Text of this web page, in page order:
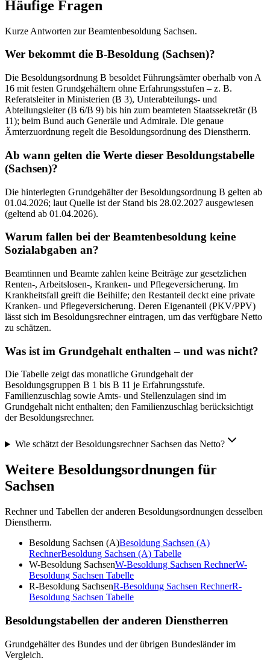
Häufige Fragen
Kurze Antworten zur Beamtenbesoldung Sachsen.
Wer bekommt die B-Besoldung (Sachsen)?
Die Besoldungsordnung B besoldet Führungsämter oberhalb von A
16 mit festen Grundgehältern ohne Erfahrungsstufen – z. B.
Referatsleiter in Ministerien (B 3), Unterabteilungs- und
Abteilungsleiter (B 6/B 9) bis hin zum beamteten Staatssekretär (B
11); beim Bund auch Generäle und Admirale. Die genaue
Ämterzuordnung regelt die Besoldungsordnung des Dienstherrn.
Ab wann gelten die Werte dieser Besoldungstabelle
(Sachsen)?
Die hinterlegten Grundgehälter der Besoldungsordnung B gelten ab
01.04.2026; laut Quelle ist der Stand bis 28.02.2027 ausgewiesen
(geltend ab 01.04.2026).
Warum fallen bei der Beamtenbesoldung keine
Sozialabgaben an?
Beamtinnen und Beamte zahlen keine Beiträge zur gesetzlichen
Renten-, Arbeitslosen-, Kranken- und Pflegeversicherung. Im
Krankheitsfall greift die Beihilfe; den Restanteil deckt eine private
Kranken- und Pflegeversicherung. Deren Eigenanteil (PKV/PPV)
lässt sich im Besoldungsrechner eintragen, um das verfügbare Netto
zu schätzen.
Was ist im Grundgehalt enthalten – und was nicht?
Die Tabelle zeigt das monatliche Grundgehalt der
Besoldungsgruppen B 1 bis B 11 je Erfahrungsstufe.
Familienzuschlag sowie Amts- und Stellenzulagen sind im
Grundgehalt nicht enthalten; den Familienzuschlag berücksichtigt
der Besoldungsrechner.
Wie schätzt der Besoldungsrechner Sachsen das Netto?
Weitere Besoldungsordnungen für
Sachsen
Rechner und Tabellen der anderen Besoldungsordnungen desselben
Dienstherrn.
Besoldung Sachsen (A)Besoldung Sachsen (A)
RechnerBesoldung Sachsen (A) Tabelle
W-Besoldung SachsenW-Besoldung Sachsen RechnerW-
Besoldung Sachsen Tabelle
R-Besoldung SachsenR-Besoldung Sachsen RechnerR-
Besoldung Sachsen Tabelle
Besoldungstabellen der anderen Dienstherren
Grundgehälter des Bundes und der übrigen Bundesländer im
Vergleich.